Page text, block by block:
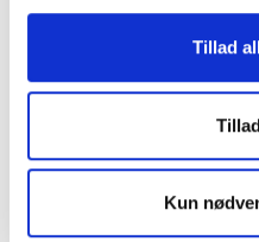
Tillad
Kun
Få support og
SØREN FRICHS